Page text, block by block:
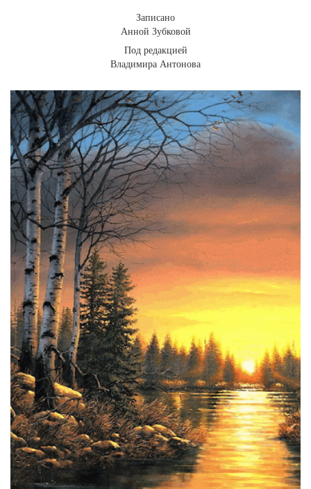
Записано
Анной Зубковой
Под редакцией
Владимира Антонова